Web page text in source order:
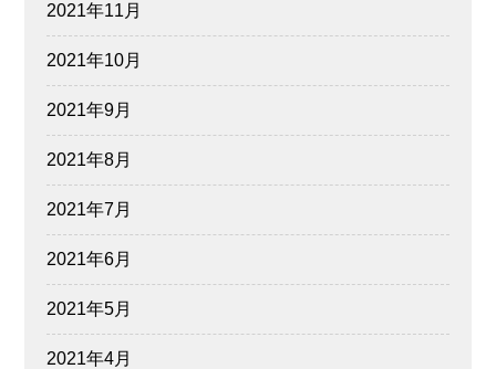
2021年11月
2021年10月
2021年9月
2021年8月
2021年7月
2021年6月
2021年5月
2021年4月